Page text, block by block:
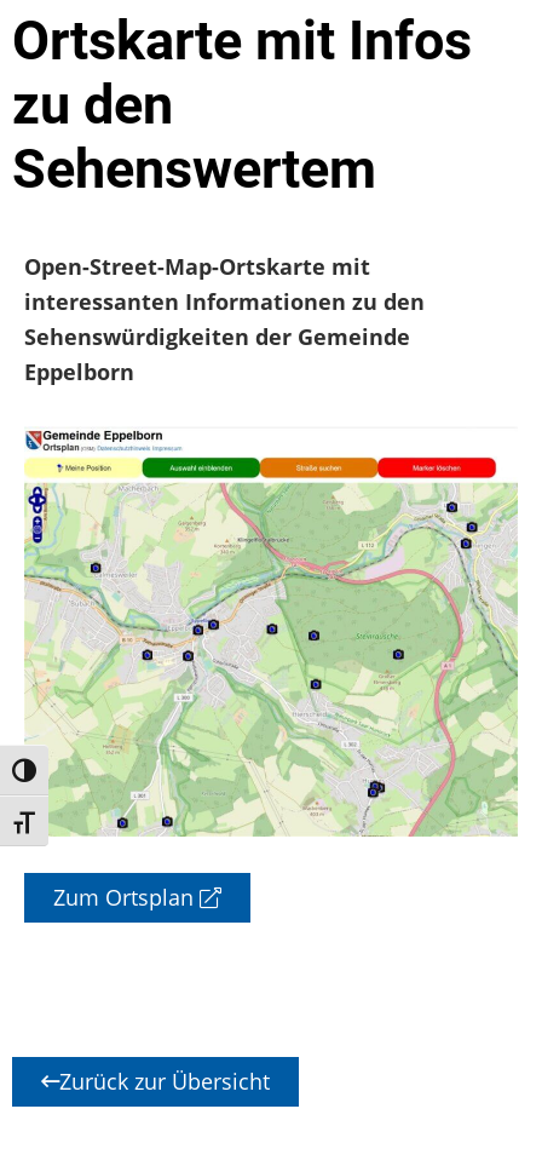
Umschalten auf hohe Kontraste
Schrift vergrößern
Ortskarte mit Infos
zu den
Sehenswertem
Open-Street-Map-Ortskarte mit
interessanten Informationen zu den
Sehenswürdigkeiten der Gemeinde
Eppelborn
Zum Ortsplan
Zurück zur Übersicht